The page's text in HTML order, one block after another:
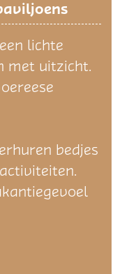
lichte
met uitzicht.
bedjes